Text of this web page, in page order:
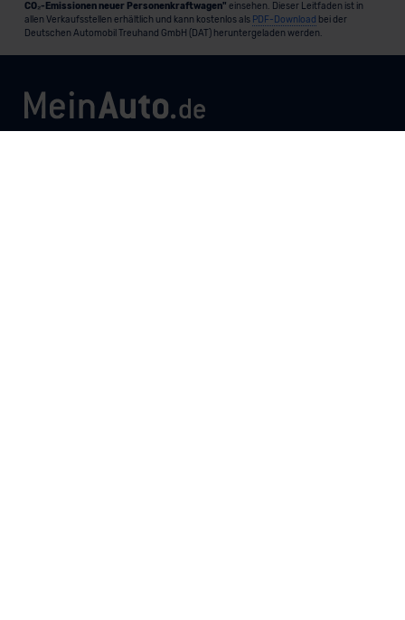
CO₂-Emissionen neuer Personenkraftwagen" einsehen. Dieser Leitfaden ist in
allen Verkaufsstellen erhältlich und kann kostenlos als PDF-Download bei der
Deutschen Automobil Treuhand GmbH (DAT) heruntergeladen werden.